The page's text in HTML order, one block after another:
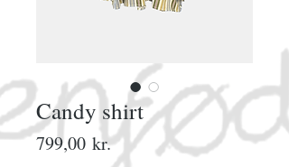
Candy shirt
799,00 kr.Pris